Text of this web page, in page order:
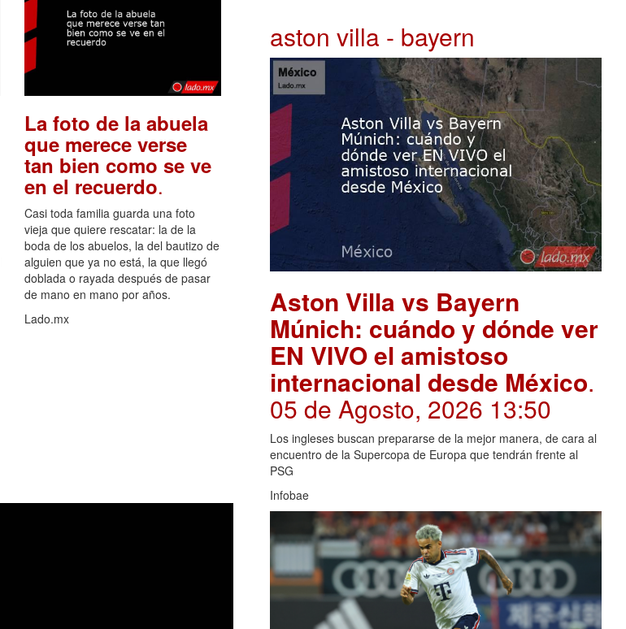
La foto de la abuela
que merece verse
tan bien como se ve
en el recuerdo.
Casi toda familia guarda una foto
vieja que quiere rescatar: la de la
boda de los abuelos, la del bautizo de
alguien que ya no está, la que llegó
doblada o rayada después de pasar
de mano en mano por años.
Lado.mx
aston villa - bayern
Aston Villa vs Bayern
Múnich: cuándo y dónde ver
EN VIVO el amistoso
internacional desde México.
05 de Agosto, 2026 13:50
Los ingleses buscan prepararse de la mejor manera, de cara al
encuentro de la Supercopa de Europa que tendrán frente al
PSG
Infobae